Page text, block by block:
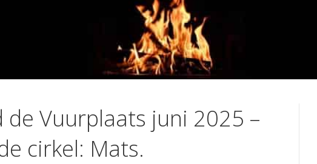
de Vuurplaats juni 2025 –
cirkel: Mats.